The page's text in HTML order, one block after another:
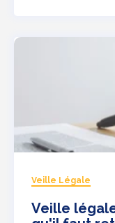
Veille Légale
Veille